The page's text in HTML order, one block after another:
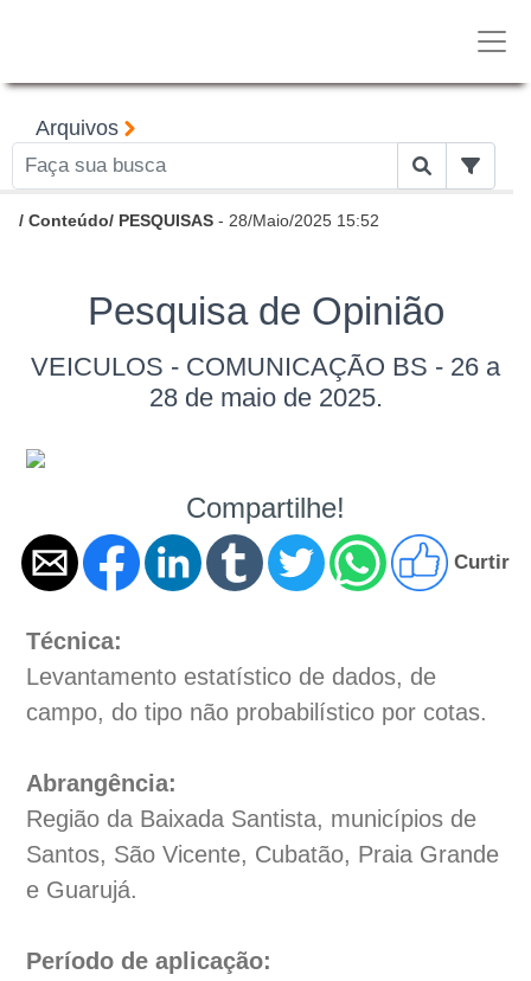
Arquivos
/ Conteúdo/ PESQUISAS - 28/Maio/2025 15:52
Pesquisa de Opinião
VEICULOS - COMUNICAÇÃO BS - 26 a
28 de maio de 2025.
Compartilhe!
Curtir
Técnica:
Levantamento estatístico de dados, de
campo, do tipo não probabilístico por cotas.
Abrangência:
Região da Baixada Santista, municípios de
Santos, São Vicente, Cubatão, Praia Grande
e Guarujá.
Período de aplicação: